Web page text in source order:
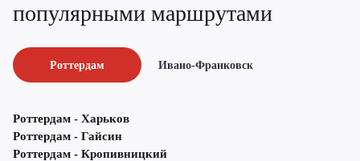
популярными маршрутами
Роттердам Ивано-Франковск
Роттердам - Харьков
Роттердам - Гайсин
Роттердам - Кропивницкий